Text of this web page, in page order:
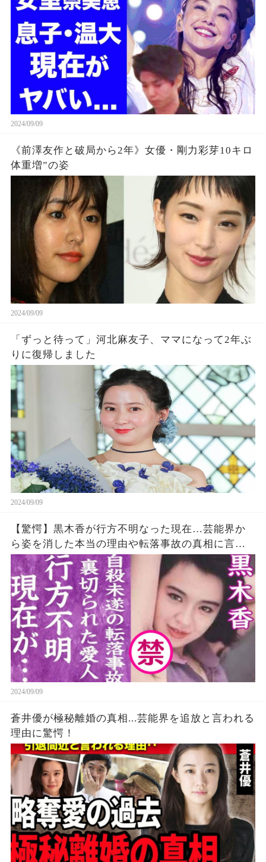
2024/09/09
《前澤友作と破局から2年》女優・剛力彩芽10キロ
体重増”の姿
2024/09/09
「ずっと待って」河北麻友子、ママになって2年ぶ
りに復帰しました
2024/09/09
【驚愕】黒木香が行方不明なった現在…芸能界か
ら姿を消した本当の理由や転落事故の真相に言葉
を失う…！
2024/09/09
蒼井優が極秘離婚の真相...芸能界を追放と言われる
理由に驚愕！